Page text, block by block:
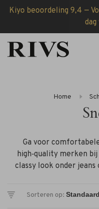
Kiyo beoordeling 9,4 —
Home
Ga voor
high‑quality merken
classy look onder
Sorteren op: